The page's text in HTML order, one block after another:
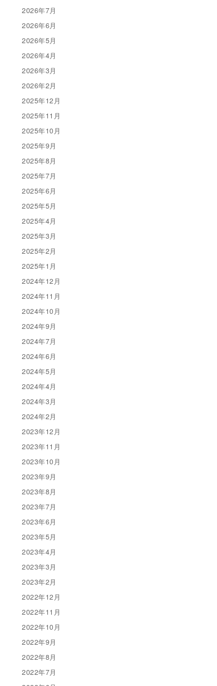
2026年7月
2026年6月
2026年5月
2026年4月
2026年3月
2026年2月
2025年12月
2025年11月
2025年10月
2025年9月
2025年8月
2025年7月
2025年6月
2025年5月
2025年4月
2025年3月
2025年2月
2025年1月
2024年12月
2024年11月
2024年10月
2024年9月
2024年7月
2024年6月
2024年5月
2024年4月
2024年3月
2024年2月
2023年12月
2023年11月
2023年10月
2023年9月
2023年8月
2023年7月
2023年6月
2023年5月
2023年4月
2023年3月
2023年2月
2022年12月
2022年11月
2022年10月
2022年9月
2022年8月
2022年7月